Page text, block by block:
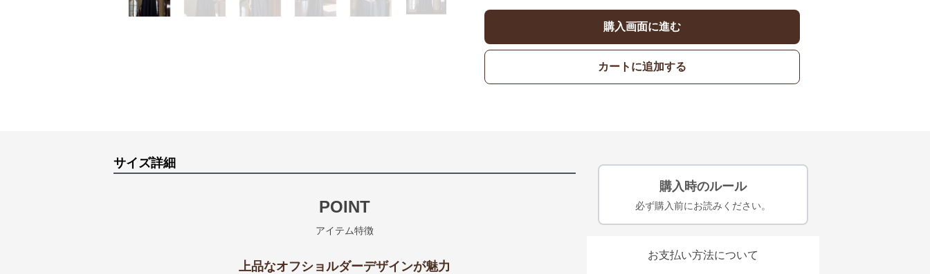
購入画面に進む
カートに追加する
サイズ詳細
POINT
アイテム特徴
上品なオフショルダーデザインが魅力
購入時のルール
必ず購入前にお読みください。
お支払い方法について